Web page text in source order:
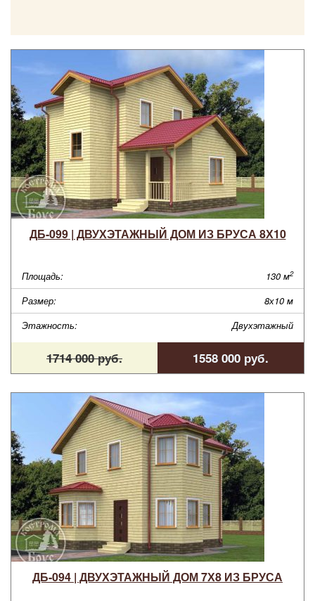
ДБ-099 | ДВУХЭТАЖНЫЙ ДОМ ИЗ БРУСА 8Х10
Площадь: 130 м2
Размер:
8х10 м
Этажность:
Двухэтажный
1714 000 руб. 1558 000 руб.
ДБ-094 | ДВУХЭТАЖНЫЙ ДОМ 7Х8 ИЗ БРУСА